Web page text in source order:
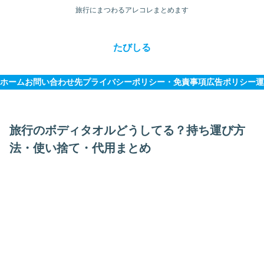
旅行にまつわるアレコレまとめます
たびしる
ホームお問い合わせ先プライバシーポリシー・免責事項広告ポリシー
旅行のボディタオルどうしてる？持ち運び方
法・使い捨て・代用まとめ